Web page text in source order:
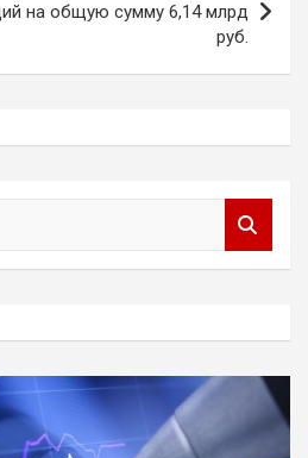
на общую сумму 6,14 млрд
руб.